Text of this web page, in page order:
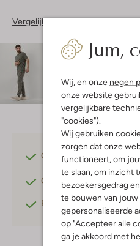
Jum,
Wij, en onze negen
onze website
vergelijkbare
"cookies").
Wij gebruiken
zorgen dat onze
functioneert, om
te slaan, om inzicht
bezoekersgedrag
te bouwen van
gepersonaliseerde
op "Accepteer alle
ga je akkoord met
Vergelijkbare items
Maatadvies
pasvorm isregular fit
Gratis verzending vanaf
Gratis retourneren
Betaal achteraf met